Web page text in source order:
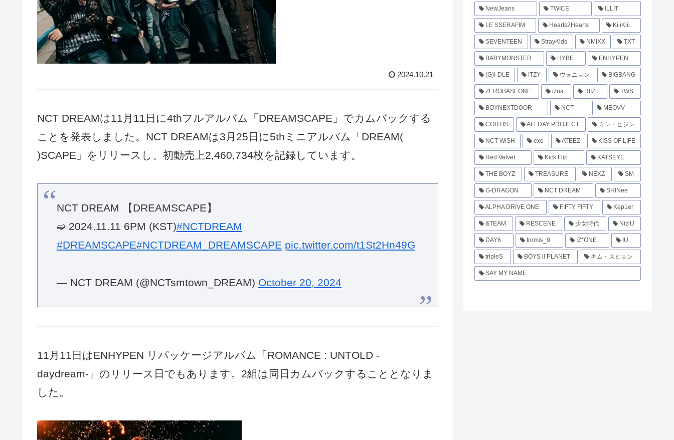
2024.10.21
NCT DREAMは11月11日に4thフルアルバム「DREAMSCAPE」でカムバックする
ことを発表しました。NCT DREAMは3月25日に5thミニアルバム「DREAM(
)SCAPE」をリリースし、初動売上2,460,734枚を記録しています。
NCT DREAM 【DREAMSCAPE】
➫ 2024.11.11 6PM (KST)#NCTDREAM
#DREAMSCAPE#NCTDREAM_DREAMSCAPE pic.twitter.com/t1St2Hn49G
— NCT DREAM (@NCTsmtown_DREAM) October 20, 2024
11月11日はENHYPEN リパッケージアルバム「ROMANCE : UNTOLD -
daydream-」のリリース日でもあります。2組は同日カムバックすることとなりま
した。
NewJeans TWICE ILLIT
LE SSERAFIM Hearts2Hearts KiiiKiii
SEVENTEEN StrayKids NMIXX TXT
BABYMONSTER HYBE ENHYPEN
(G)I-DLE ITZY ウォニョン BIGBANG
ZEROBASEONE izna RIIZE TWS
BOYNEXTDOOR NCT MEOVV
CORTIS ALLDAY PROJECT ミン・ヒジン
NCT WISH exo ATEEZ KISS OF LIFE
Red Velvet Kick Flip KATSEYE
THE BOYZ TREASURE NEXZ SM
G-DRAGON NCT DREAM SHINee
ALPHA DRIVE ONE FIFTY FIFTY Kep1er
&TEAM RESCENE 少女時代 NiziU
DAY6 fromis_9 IZ*ONE IU
tripleS BOYS ll PLANET キム・スヒョン
SAY MY NAME